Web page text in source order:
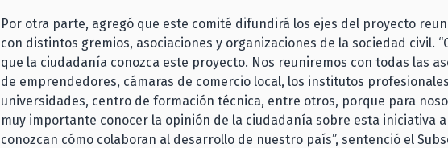
Por otra parte, agregó que este comité difundirá los ejes del proyecto
con distintos gremios, asociaciones y organizaciones de la sociedad civil.
que la ciudadanía conozca este proyecto. Nos reuniremos con todas las
de emprendedores, cámaras de comercio local, los institutos
universidades, centro de formación técnica, entre otros, porque para
muy importante conocer la opinión de la ciudadanía sobre esta iniciativa
conozcan cómo colaboran al desarrollo de nuestro país”, sentenció el